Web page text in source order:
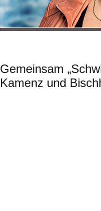
Gemeinsam
Kamenz und